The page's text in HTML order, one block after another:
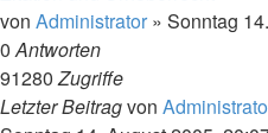
von Administrator » Sonntag
0Antworten
91280Zugriffe
Letzter Beitragvon